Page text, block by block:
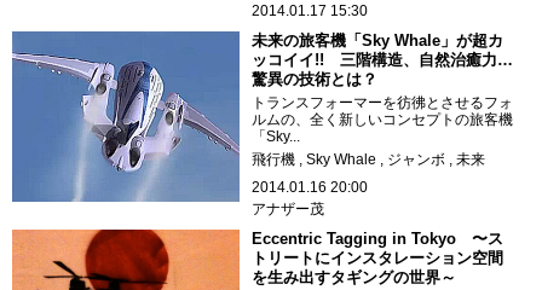
2014.01.17 15:30
未来の旅客機「Sky Whale」が超カ
ッコイイ!! 三階構造、自然治癒力…
驚異の技術とは？
トランスフォーマーを彷彿とさせるフォ
ルムの、全く新しいコンセプトの旅客機
「Sky...
飛行機
Sky Whale ジャンボ
未来
2014.01.16 20:00
アナザー茂
Eccentric Tagging in Tokyo 〜ス
トリートにインスタレーション空間
を生み出すタギングの世界～